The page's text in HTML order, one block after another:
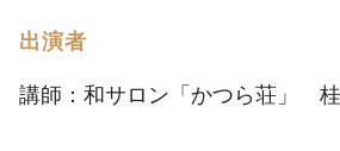
出演者
講師：和サロン「かつら荘」